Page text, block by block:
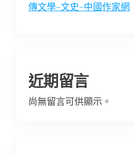
傳文學–文史–中國作家網
近期留言
尚無留言可供顯示。